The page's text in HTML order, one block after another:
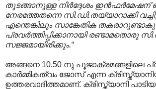
തുടങ്ങാനുള്ള നിര്‍ദ്ദേശം ഇന്‍ഫര്‍മേഷന്
നേരത്തേതന്നെ സി.ഡി.തയ്യാറാക്കി
എന്തെങ്കിലും സാങ്കേതിക
പ്രവര്‍ത്തിപ്പിക്കാനായി രണ്ടാമതൊരു
സജ്ജമായിരിക്കും.“
അങ്ങനെ 10.50 നു പൂജാക്രമങ്ങളിലെ
കാർമ്മികത്വം ജോസ് എന്ന
ഉത്തരവാദിത്തമാണ്. ക്രിസ്ത്യാനി പാടിയ